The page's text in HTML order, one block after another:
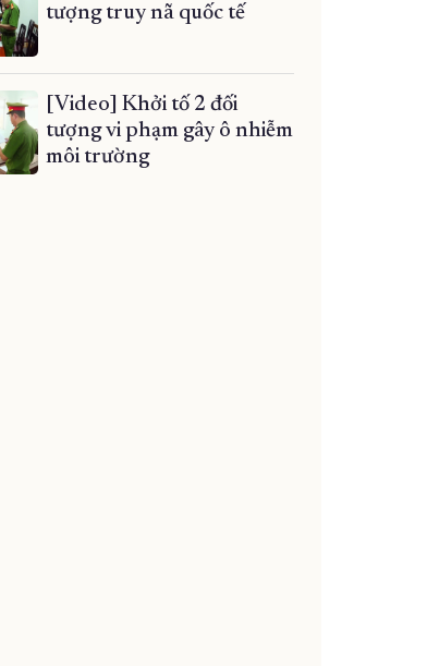
tượng truy nã quốc tế
[Video] Khởi tố 2 đối
tượng vi phạm gây ô nhiễm
môi trường